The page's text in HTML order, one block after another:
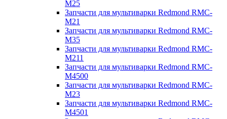
M25
Запчасти для мультиварки Redmond RMC-
M21
Запчасти для мультиварки Redmond RMC-
M35
Запчасти для мультиварки Redmond RMC-
M211
Запчасти для мультиварки Redmond RMC-
M4500
Запчасти для мультиварки Redmond RMC-
M23
Запчасти для мультиварки Redmond RMC-
M4501